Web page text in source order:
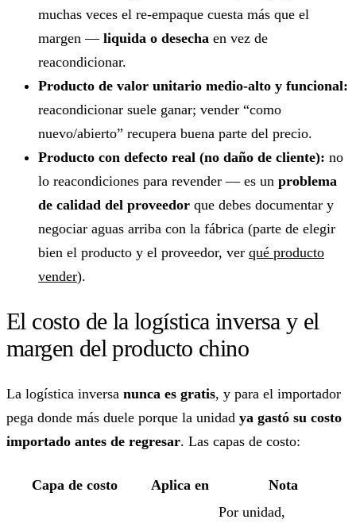
muchas veces el re-empaque cuesta más que el
margen — liquida o desecha en vez de
reacondicionar.
Producto de valor unitario medio-alto y funcional:
reacondicionar suele ganar; vender “como
nuevo/abierto” recupera buena parte del precio.
Producto con defecto real (no daño de cliente): no
lo reacondiciones para revender — es un problema
de calidad del proveedor que debes documentar y
negociar aguas arriba con la fábrica (parte de elegir
bien el producto y el proveedor, ver qué producto
vender).
El costo de la logística inversa y el
margen del producto chino
La logística inversa nunca es gratis, y para el importador
pega donde más duele porque la unidad ya gastó su costo
importado antes de regresar. Las capas de costo:
Capa de costo Aplica en Nota
Por unidad,